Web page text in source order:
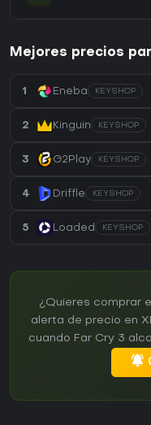
Mejores precios
1 Eneba KEYSHOP
2 Kinguin KEYSHOP
3 G2Play KEYSHOP
4 Driffle KEYSHOP
5 Loaded KEYSHOP
¿Quieres comprar
alerta de precio en
cuando Far Cry 3